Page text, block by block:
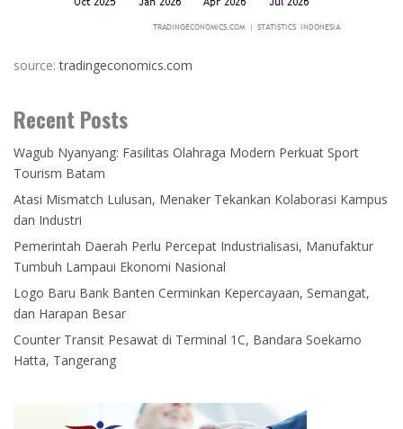
source:tradingeconomics.com
Recent Posts
Wagub Nyanyang: Fasilitas Olahraga Modern Perkuat Sport
Tourism Batam
Atasi Mismatch Lulusan, Menaker Tekankan Kolaborasi Kampus
dan Industri
Pemerintah Daerah Perlu Percepat Industrialisasi, Manufaktur
Tumbuh Lampaui Ekonomi Nasional
Logo Baru Bank Banten Cerminkan Kepercayaan, Semangat,
dan Harapan Besar
Counter Transit Pesawat di Terminal 1C, Bandara Soekarno
Hatta, Tangerang